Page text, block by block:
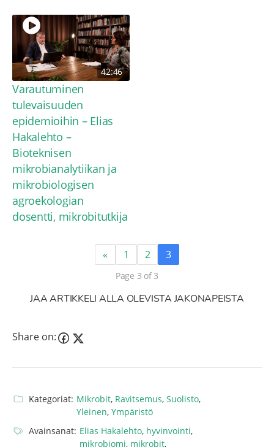
42:46
Varautuminen
tulevaisuuden
epidemioihin – Elias
Hakalehto –
Bioteknisen
mikrobianalytiikan ja
mikrobiologisen
agroekologian
dosentti, mikrobitutkija
« 1 2 3
Page 3 of 3
JAA ARTIKKELI ALLA OLEVISTA JAKONAPEISTA
Share on:
Kategoriat: Mikrobit, Ravitsemus, Suolisto,
Yleinen, Ympäristö
Avainsanat: Elias Hakalehto, hyvinvointi,
mikrobiomi, mikrobit,